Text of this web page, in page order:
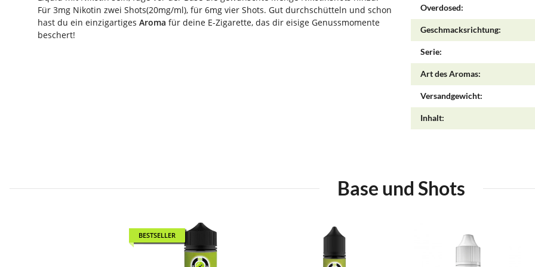
Für 3mg Nikotin zwei Shots(20mg/ml), für 6mg vier Shots. Gut durchschütteln und schon
hast du ein einzigartiges Aroma für deine E-Zigarette, das dir eisige Genussmomente
beschert!
Overdosed:
Geschmacksrichtung:
Serie:
Art des Aromas:
Versandgewicht:
Inhalt:
Base und Shots
BESTSELLER
BESTSELLER
BESTSELLER
BESTSELLER